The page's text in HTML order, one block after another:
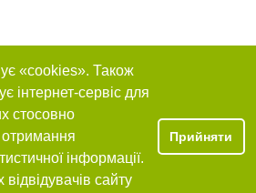
«cookies». Також
інтернет-сервіс для
стосовно
отримання
інформації.
сайту
Прийняти